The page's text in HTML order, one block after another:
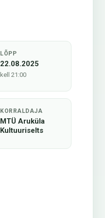
LÕPP
22.08.2025
kell 21:00
KORRALDAJA
MTÜ Aruküla
Kultuuriselts